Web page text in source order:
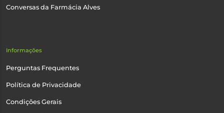
Conversas da Farmácia Alves
Informações
Perguntas Frequentes
Política de Privacidade
Condições Gerais